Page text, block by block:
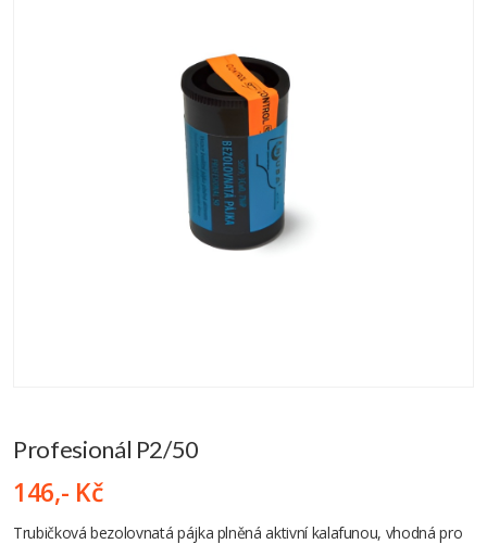
Profesionál P2/50
146,- Kč
Trubičková bezolovnatá pájka plněná aktivní kalafunou, vhodná pro